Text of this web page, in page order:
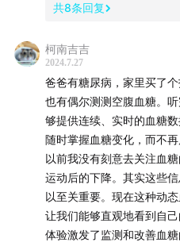
飙升了。
21:12 同样的食物，每个人的
留下土豆，告别无糖可
白米饭还可以。但小
夏天可以保留吃瓜的欢
▍Part3 人群
戴动态血糖仪，成了一
共8条回复
柯南吉吉
2024.7.27
爸爸有糖尿病，家里买了
也有偶尔测测空腹血糖。
够提供连续、实时的血糖
随时掌握血糖变化，而不再
以前我没有刻意去关注血
运动后的下降。其实这些
以至关重要。现在这种动
让我们能够直观地看到自
体验激发了监测和改善血